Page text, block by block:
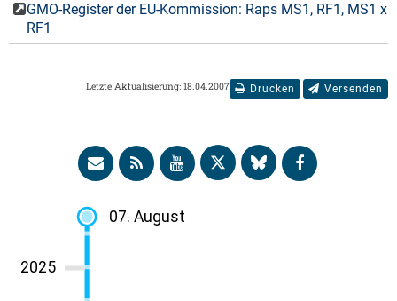
GMO-Register der EU-Kommission: Raps MS1, RF1, MS1 x
RF1
Drucken Versenden
Letzte Aktualisierung: 18.04.2007